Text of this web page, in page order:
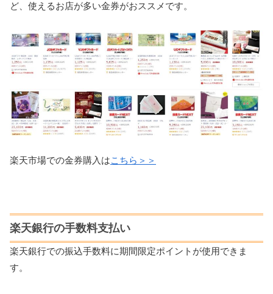
ど、使えるお店が多い金券がおススメです。
楽天市場での金券購入はこちら＞＞
楽天銀行の手数料支払い
楽天銀行での振込手数料に期間限定ポイントが使用できま
す。